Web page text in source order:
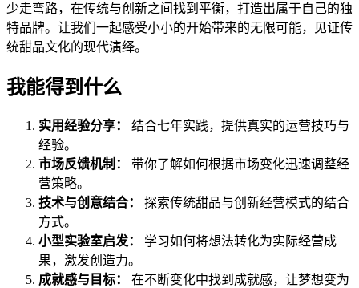
少走弯路，在传统与创新之间找到平衡，打造出属于自己的独
特品牌。让我们一起感受小小的开始带来的无限可能，见证传
统甜品文化的现代演绎。
我能得到什么
实用经验分享：
结合七年实践，提供真实的运营技巧与
经验。
市场反馈机制：
带你了解如何根据市场变化迅速调整经
营策略。
技术与创意结合：
探索传统甜品与创新经营模式的结合
方式。
小型实验室启发：
学习如何将想法转化为实际经营成
果，激发创造力。
成就感与目标：
在不断变化中找到成就感，让梦想变为